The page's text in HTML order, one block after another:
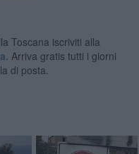
Toscana iscriviti alla
Arriva gratis tutti i giorni
di posta.